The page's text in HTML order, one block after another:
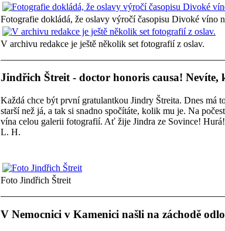
Fotografie dokládá, že oslavy výročí časopisu Divoké víno
V archivu redakce je ještě několik set fotografií z oslav.
Jindřich Štreit - doctor honoris causa!
Každá chce být první gratulantkou Jindry Štreita. Dnes má
starší než já, a tak si snadno spočítáte, kolik mu je. Na
vína celou galerii fotografií. Ať žije Jindra ze Sovince! Hurá!
L. H.
Foto Jindřich Štreit
V Nemocnici v Kamenici našli na záchodě